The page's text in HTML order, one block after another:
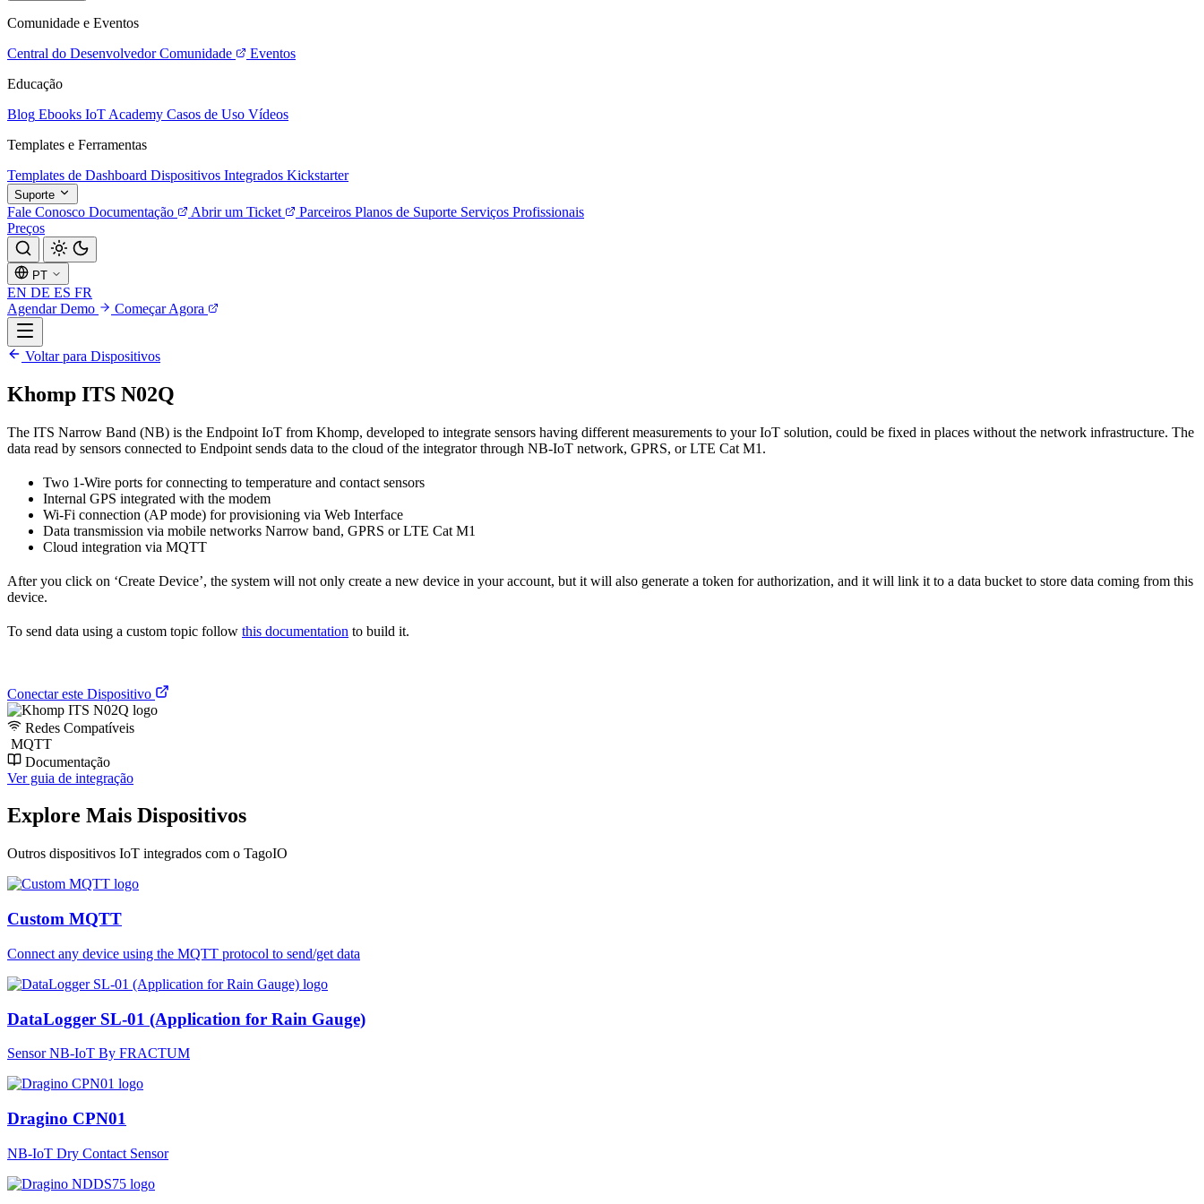
Comunidade e Eventos
Central do Desenvolvedor Comunidade
Eventos
Educação
Blog Ebooks IoT Academy Casos de Uso Vídeos
Templates e Ferramentas
Templates de Dashboard Dispositivos Integrados Kickstarter
Suporte
Fale Conosco Documentação Abrir um Ticket Parceiros Planos de Suporte Serviços Profissionais
Preços
PT
EN DE ES FR
Agendar Demo
Começar Agora
Voltar para Dispositivos
Khomp ITS N02Q
The ITS Narrow Band (NB) is the Endpoint IoT from Khomp, developed to integrate sensors having different measurements to your IoT solution, could be fixed in places without the network infrastructure. The
data read by sensors connected to Endpoint sends data to the cloud of the integrator through NB-IoT network, GPRS, or LTE Cat M1.
Two 1-Wire ports for connecting to temperature and contact sensors
Internal GPS integrated with the modem
Wi-Fi connection (AP mode) for provisioning via Web Interface
Data transmission via mobile networks Narrow band, GPRS or LTE Cat M1
Cloud integration via MQTT
After you click on ‘Create Device’, the system will not only create a new device in your account, but it will also generate a token for authorization, and it will link it to a data bucket to store data coming from this
device.
To send data using a custom topic follow this documentation to build it.
Conectar este Dispositivo
Redes Compatíveis
MQTT
Documentação
Ver guia de integração
Explore Mais Dispositivos
Outros dispositivos IoT integrados com o TagoIO
Custom MQTT
Connect any device using the MQTT protocol to send/get data
DataLogger SL-01 (Application for Rain Gauge)
Sensor NB-IoT By FRACTUM
Dragino CPN01
NB-IoT Dry Contact Sensor